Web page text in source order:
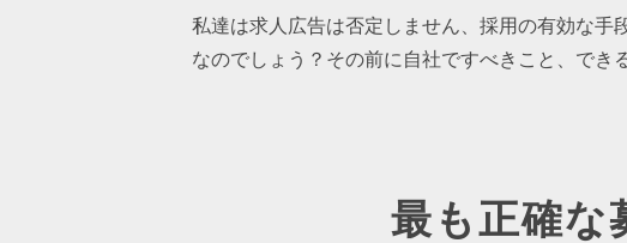
私達は求人広告は否定しません、採用の有効な手
なのでしょう？その前に自社ですべきこと、でき
最も正確な